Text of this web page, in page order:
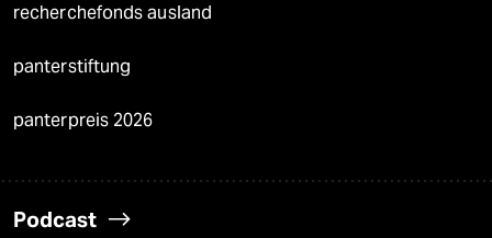
recherchefonds ausland
panterstiftung
panterpreis 2026
Podcast